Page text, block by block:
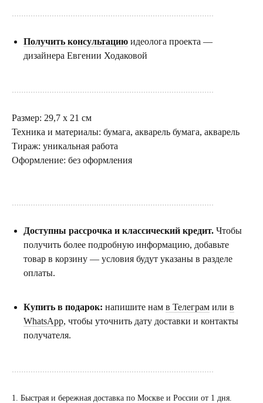
......................................................................................
Получить консультацию идеолога проекта —
дизайнера Евгении Ходаковой
......................................................................................
Размер: 29,7 х 21 см
Техника и материалы: бумага, акварель бумага, акварель
Тираж: уникальная работа
Оформление: без оформления
......................................................................................
Доступны рассрочка и классический кредит. Чтобы
получить более подробную информацию, добавьте
товар в корзину — условия будут указаны в разделе
оплаты.
Купить в подарок: напишите нам в Телеграм или в
WhatsApp, чтобы уточнить дату доставки и контакты
получателя.
......................................................................................
1. Быстрая и бережная доставка по Москве и России от 1 дня.